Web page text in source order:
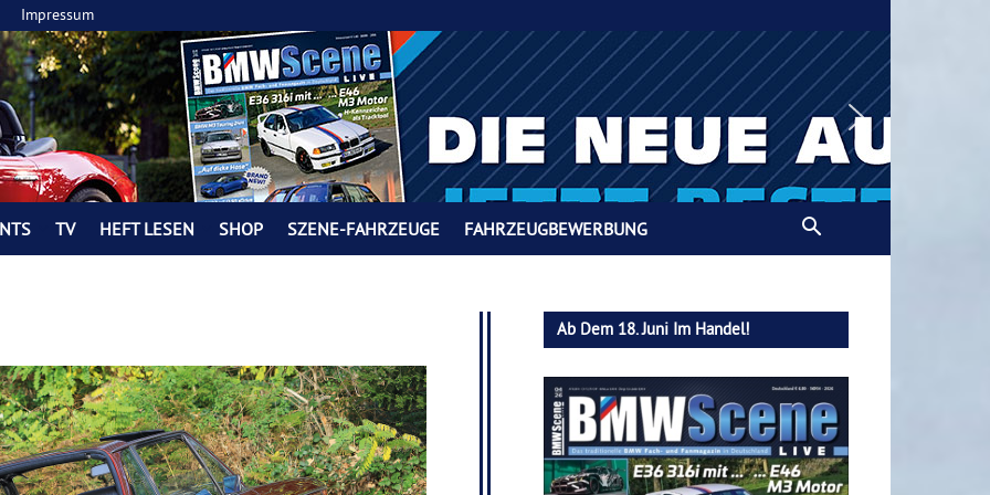
Impressum
TV HEFT LESEN SHOP SZENE-FAHRZEUGE FAHRZEUGBEWERBUNG
Ab Dem 18. Juni Im Handel!